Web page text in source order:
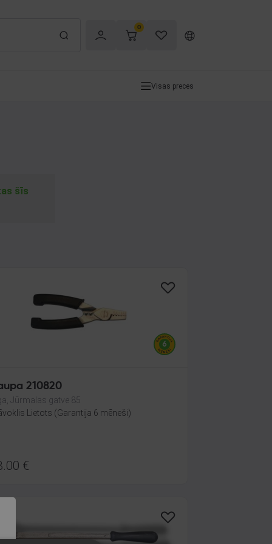
0
Visas preces
šīs
210820
Jūrmalas gatve 85
Lietots (Garantija 6 mēneši)
€